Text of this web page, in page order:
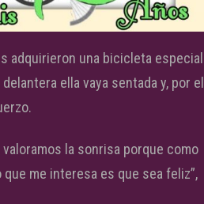
adquirieron una bicicleta especial
ella vaya sentada y, por el
la sonrisa porque como
me interesa es que sea feliz”,